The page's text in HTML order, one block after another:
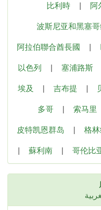
比利時 | 阿
波斯尼亚和黑塞
阿拉伯聯合酋長國
|
以色列
| 塞浦路斯
埃及
| 吉布提 |
多哥
| 索马里
皮特凯恩群岛
| 格
|
蘇利南 | 哥伦比